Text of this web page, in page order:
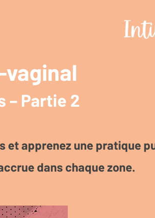
vaginal
– Partie 2
et apprenez une pratique
dans chaque zone.